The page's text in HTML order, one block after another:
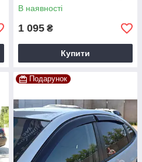
В наявності
1 095 ₴
Купити
Подарунок